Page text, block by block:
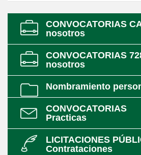
CONVOCATORIAS
nosotros
CONVOCATORIAS
nosotros
Nombramiento
CONVOCATORIAS
Practicas
LICITACIONES
Contrataciones